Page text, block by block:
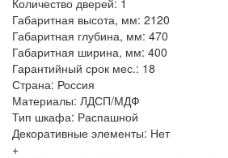
Габаритная высота, мм: 2120
Габаритная глубина, мм: 470
Габаритная ширина, мм: 400
Гарантийный срок мес.: 18
Страна: Россия
Материалы: ЛДСП/МДФ
Тип шкафа: Распашной
Декоративные элементы: Нет
+